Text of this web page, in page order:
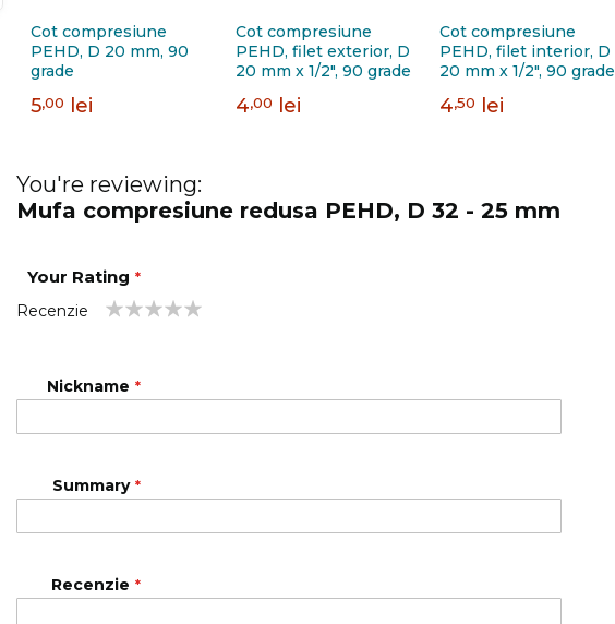
Cot compresiune
PEHD, D 20 mm, 90
grade
5,00 lei
Cot compresiune
PEHD, filet exterior, D
20 mm x 1/2", 90 grade
4,00 lei
Cot compresiune
PEHD, filet interior, D
20 mm x 1/2", 90 grade
4,50 lei
You're reviewing:
Mufa compresiune redusa PEHD, D 32 - 25 mm
Your Rating
Recenzie
Nickname
Summary
Recenzie